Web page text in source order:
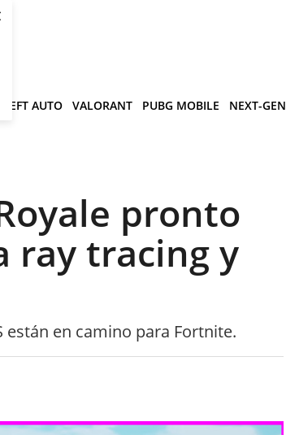
AUTO VALORANT PUBG MOBILE NEXT-GEN
pronto
ray tracing y
están en camino para Fortnite.